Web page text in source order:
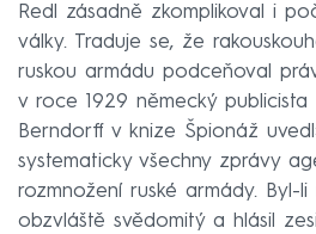
Redl zásadně zkomplikoval i
války. Traduje se, že
ruskou armádu podceňoval
v roce 1929 německý publicista
Berndorff v knize Špionáž
systematicky všechny zprávy
rozmnožení ruské armády. Byl-
obzvláště svědomitý a hlásil